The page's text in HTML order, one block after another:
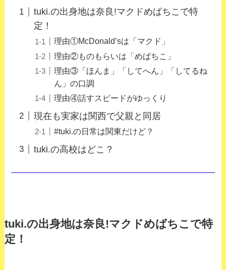
tuki.の出身地は奈良!マクドめばちこで特
定！
理由①McDonald’sは「マクド」
理由②ものもらいは「めばちこ」
理由③「ほんま」「してへん」「してるね
ん」の口調
理由④話すスピードがゆっくり
現在も実家は関西で父親と同居
#tuki.の日常は関東だけど？
tuki.の高校はどこ？
tuki.の出身地は奈良!マクドめばちこで特
定！